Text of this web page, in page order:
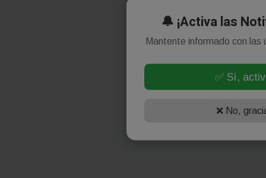
🔔 ¡Activa las
Mantente informado con las
✅ Sí,
❌ No,